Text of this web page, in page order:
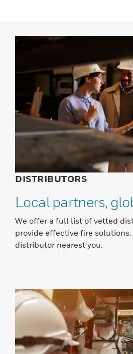
DISTRIBUTORS
Local partners,
We offer a full list of vetted
provide effective fire
distributor nearest you.